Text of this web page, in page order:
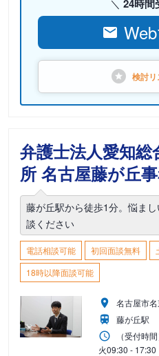
24時間
検討
弁護士法人愛知総
所 名古屋藤が丘
藤が丘駅から徒歩1分。悩ま
談ください
電話相談可能 初回面談無料
18時以降面談可能
名古屋市
藤が丘駅
（受付時間
火09:30 - 17:30